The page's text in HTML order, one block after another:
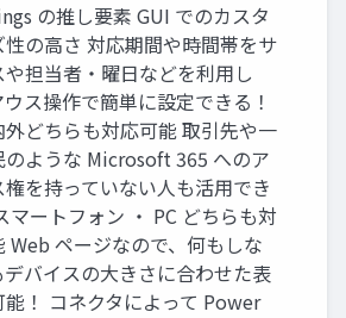
の推し要素 GUI でのカスタ
性の高さ 対応期間や時間帯をサ
や担当者・曜日などを利用し
ス操作で簡単に設定できる！
どちらも対応可能 取引先や一
のような Microsoft 365 へのア
権を持っていない人も活用でき
マートフォン ・ PC どちらも対
Web ページなので、何もしな
デバイスの大きさに合わせた表
能！ コネクタによって Power